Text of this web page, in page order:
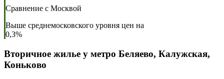
Сравнение с Москвой
Выше среднемосковского уровня цен на
0,3%
Вторичное жилье у метро Беляево, Калужская,
Коньково